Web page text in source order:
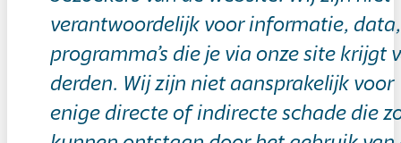
verantwoordelijk voor informatie, data,
programma’s die je via onze site krijgt
derden. Wij zijn niet aansprakelijk voor
enige directe of indirecte schade die